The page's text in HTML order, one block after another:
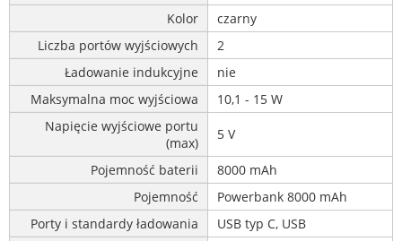
Kolor
czarny
Liczba portów wyjściowych
2
Ładowanie indukcyjne
nie
Maksymalna moc wyjściowa
10,1 - 15 W
Napięcie wyjściowe portu
(max)
5 V
Pojemność baterii
8000 mAh
Pojemność
Powerbank 8000 mAh
Porty i standardy ładowania
USB typ C, USB